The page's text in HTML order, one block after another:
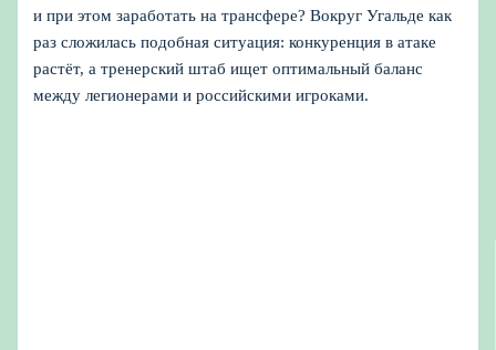
и при этом заработать на трансфере? Вокруг Угальде как
раз сложилась подобная ситуация: конкуренция в атаке
растёт, а тренерский штаб ищет оптимальный баланс
между легионерами и российскими игроками.